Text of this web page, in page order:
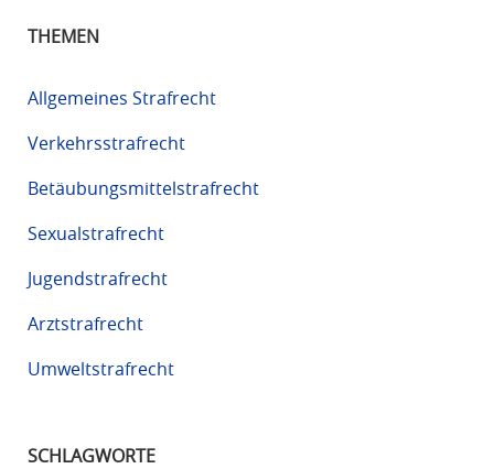
THEMEN
Allgemeines Strafrecht
Verkehrsstrafrecht
Betäubungsmittelstrafrecht
Sexualstrafrecht
Jugendstrafrecht
Arztstrafrecht
Umweltstrafrecht
SCHLAGWORTE